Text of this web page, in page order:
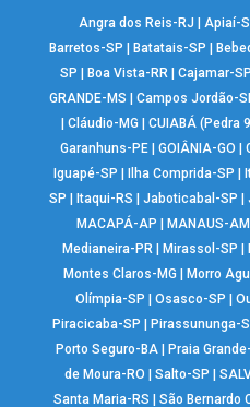
Angra dos Reis-RJ | Apiaí-
Barretos-SP | Batatais-SP |
SP |Boa Vista-RR |Cajamar-SP
GRANDE-MS | Campos Jordão-
| Cláudio-MG | CUIABÁ (Pedra
Garanhuns-PE |GOIÂNIA-GO |
Iguapé-SP |Ilha Comprida-SP |
SP |Itaqui-RS |Jaboticabal-SP |
MACAPÁ-AP |MANAUS-AM
Medianeira-PR |Mirassol-SP |
Montes Claros-MG |Morro
Olímpia-SP |Osasco-SP |
Piracicaba-SP | Pirassununga-
Porto Seguro-BA| Praia
de Moura-RO |Salto-SP |
Santa Maria-RS | São Bernardo